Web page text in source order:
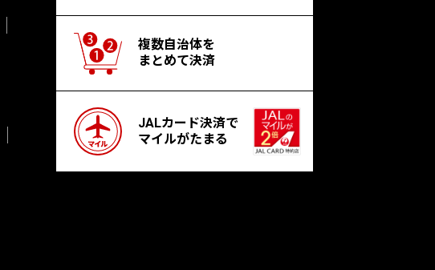
複数自治体を
まとめて決済
JALカード決済で
マイルがたまる